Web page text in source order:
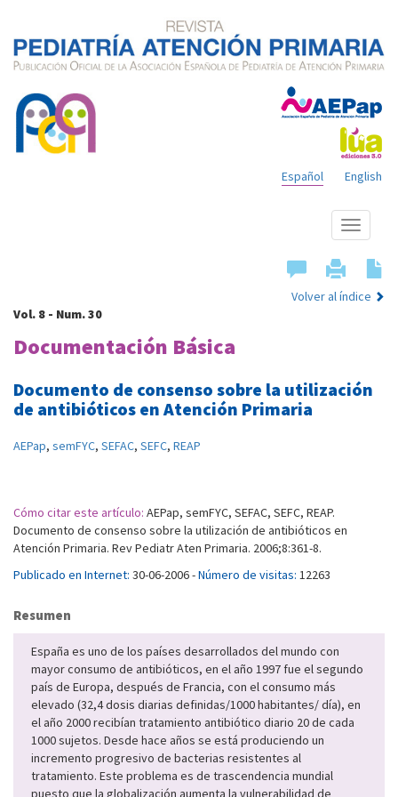
English
Español
Mostrar
menú
Volver al índice
Vol. 8 - Num. 30
Documentación Básica
Documento de consenso sobre la utilización
de antibióticos en Atención Primaria
AEPap, semFYC, SEFAC, SEFC, REAP
Cómo citar este artículo: AEPap, semFYC, SEFAC, SEFC, REAP.
Documento de consenso sobre la utilización de antibióticos en
Atención Primaria. Rev Pediatr Aten Primaria. 2006;8:361-8.
Publicado en Internet: 30-06-2006 -Número de visitas: 12263
Resumen
España es uno de los países desarrollados del mundo con
mayor consumo de antibióticos, en el año 1997 fue el segundo
país de Europa, después de Francia, con el consumo más
elevado (32,4 dosis diarias definidas/1000 habitantes/ día), en
el año 2000 recibían tratamiento antibiótico diario 20 de cada
1000 sujetos. Desde hace años se está produciendo un
incremento progresivo de bacterias resistentes al
tratamiento. Este problema es de trascendencia mundial
puesto que la globalización aumenta la vulnerabilidad de